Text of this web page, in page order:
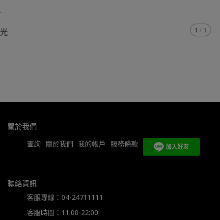
1 / 1
關於我們
查詢 關於我們 我的帳戶 服務條款
聯絡資訊
客服專線：04-24711111
客服時間：11:00-22:00